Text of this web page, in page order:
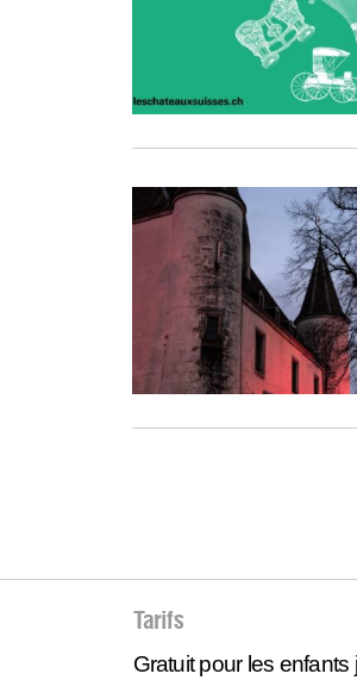
Tarifs
Gratuit pour les enfants